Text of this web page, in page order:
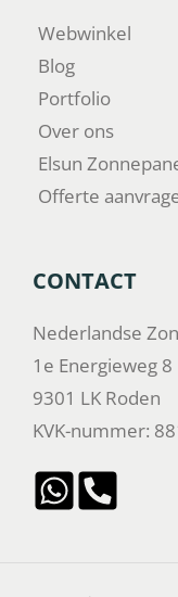
Webwinkel
Blog
Portfolio
Over ons
Elsun
Offerte
CONTACT
Nederlandse
1e Energieweg 8
9301 LK Roden
KVK-nummer: